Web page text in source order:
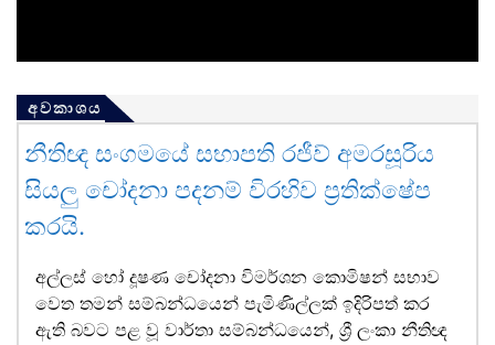
අවකාශය
නීතිඥ සංගමයේ සභාපති රජීව් අමරසූරිය
සියලු චෝදනා පදනම් විරහිව ප්‍රතික්ෂේප
කරයි.
අල්ලස් හෝ දූෂණ චෝදනා විමර්ශන කොමිෂන් සභාව
වෙත තමන් සම්බන්ධයෙන් පැමිණිල්ලක් ඉදිරිපත් කර
ඇති බවට පළ වූ වාර්තා සම්බන්ධයෙන්, ශ්‍රී ලංකා නීතිඥ